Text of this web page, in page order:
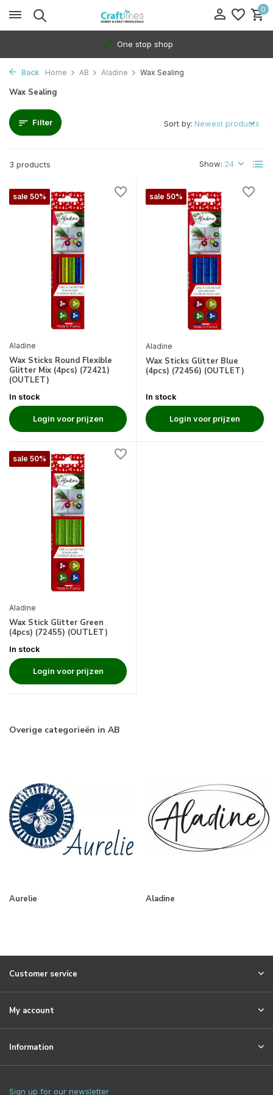
0
One stop shop
Back Home AB Aladine Wax Sealing
Wax Sealing
Filter
3 products Show:
Sort by:
sale 50%
Aladine
Wax Sticks Round Flexible
Glitter Mix (4pcs) (72421)
(OUTLET)
In stock
Login voor prijzen
sale 50%
Aladine
Wax Sticks Glitter Blue
(4pcs) (72456) (OUTLET)
In stock
Login voor prijzen
sale 50%
Aladine
Wax Stick Glitter Green
(4pcs) (72455) (OUTLET)
In stock
Login voor prijzen
Overige categorieën in AB
Aurelie Aladine
Customer service
My account
Information
Sign up for our newsletter